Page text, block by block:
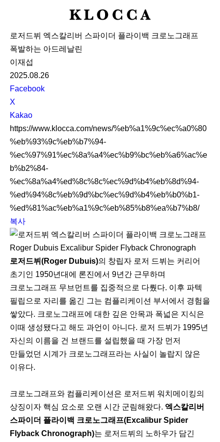
K
O
C
로저드뷔 엑스칼리버 스파이더 플라이백 크로노그래프
폭발하는 아드레날린
이재섭
2025.08.26
S
N
S
S
h
a
r
e
Facebook
X
Kakao
https://www.klocca.com/news/%eb%a1%9c%ec%a0%80
%eb%93%9c%eb%b7%94-
%ec%97%91%ec%8a%a4%ec%b9%bc%eb%a6%ac%e
b%b2%84-
%ec%8a%a4%ed%8c%8c%ec%9d%b4%eb%8d%94-
%ed%94%8c%eb%9d%bc%ec%9d%b4%eb%b0%b1-
%ed%81%ac%eb%a1%9c%eb%85%b8%ea%b7%b8/
복사
Roger Dubuis Excalibur Spider Flyback Chronograph
로저드뷔(Roger Dubuis)의 창립자 로저 드뷔는 커리어
초기인 1950년대에 론진에서 9년간 근무하며
크로노그래프 무브먼트를 집중적으로 다뤘다. 이후 파텍
필립으로 자리를 옮긴 그는 컴플리케이션 부서에서 경험을
쌓았다. 크로노그래프에 대한 깊은 안목과 폭넓은 지식은
이때 생성됐다고 해도 과언이 아니다. 로저 드뷔가 1995년
자신의 이름을 건 브랜드를 설립했을 때 가장 먼저
만들었던 시계가 크로노그래프라는 사실이 놀랍지 않은
이유다.
크로노그래프와 컴플리케이션은 로저드뷔 워치메이킹의
상징이자 핵심 요소로 오랜 시간 군림해왔다. 엑스칼리버
스파이더 플라이백 크로노그래프(Excalibur Spider
Flyback Chronograph)는 로저드뷔의 노하우가 담긴